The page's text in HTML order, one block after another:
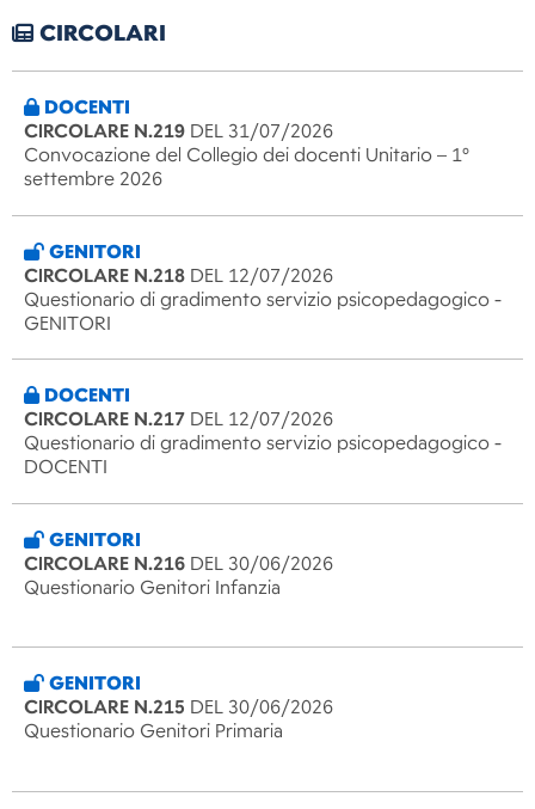
CIRCOLARI
DOCENTI
CIRCOLARE N.219 DEL 31/07/2026
Convocazione del Collegio dei docenti Unitario – 1°
settembre 2026
GENITORI
CIRCOLARE N.218 DEL 12/07/2026
Questionario di gradimento servizio psicopedagogico -
GENITORI
DOCENTI
CIRCOLARE N.217 DEL 12/07/2026
Questionario di gradimento servizio psicopedagogico -
DOCENTI
GENITORI
CIRCOLARE N.216 DEL 30/06/2026
Questionario Genitori Infanzia
GENITORI
CIRCOLARE N.215 DEL 30/06/2026
Questionario Genitori Primaria